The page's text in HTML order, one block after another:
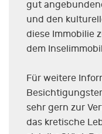
gut
und den
diese Immobilie
dem
Für weitere
sehr gern zur
das kretische